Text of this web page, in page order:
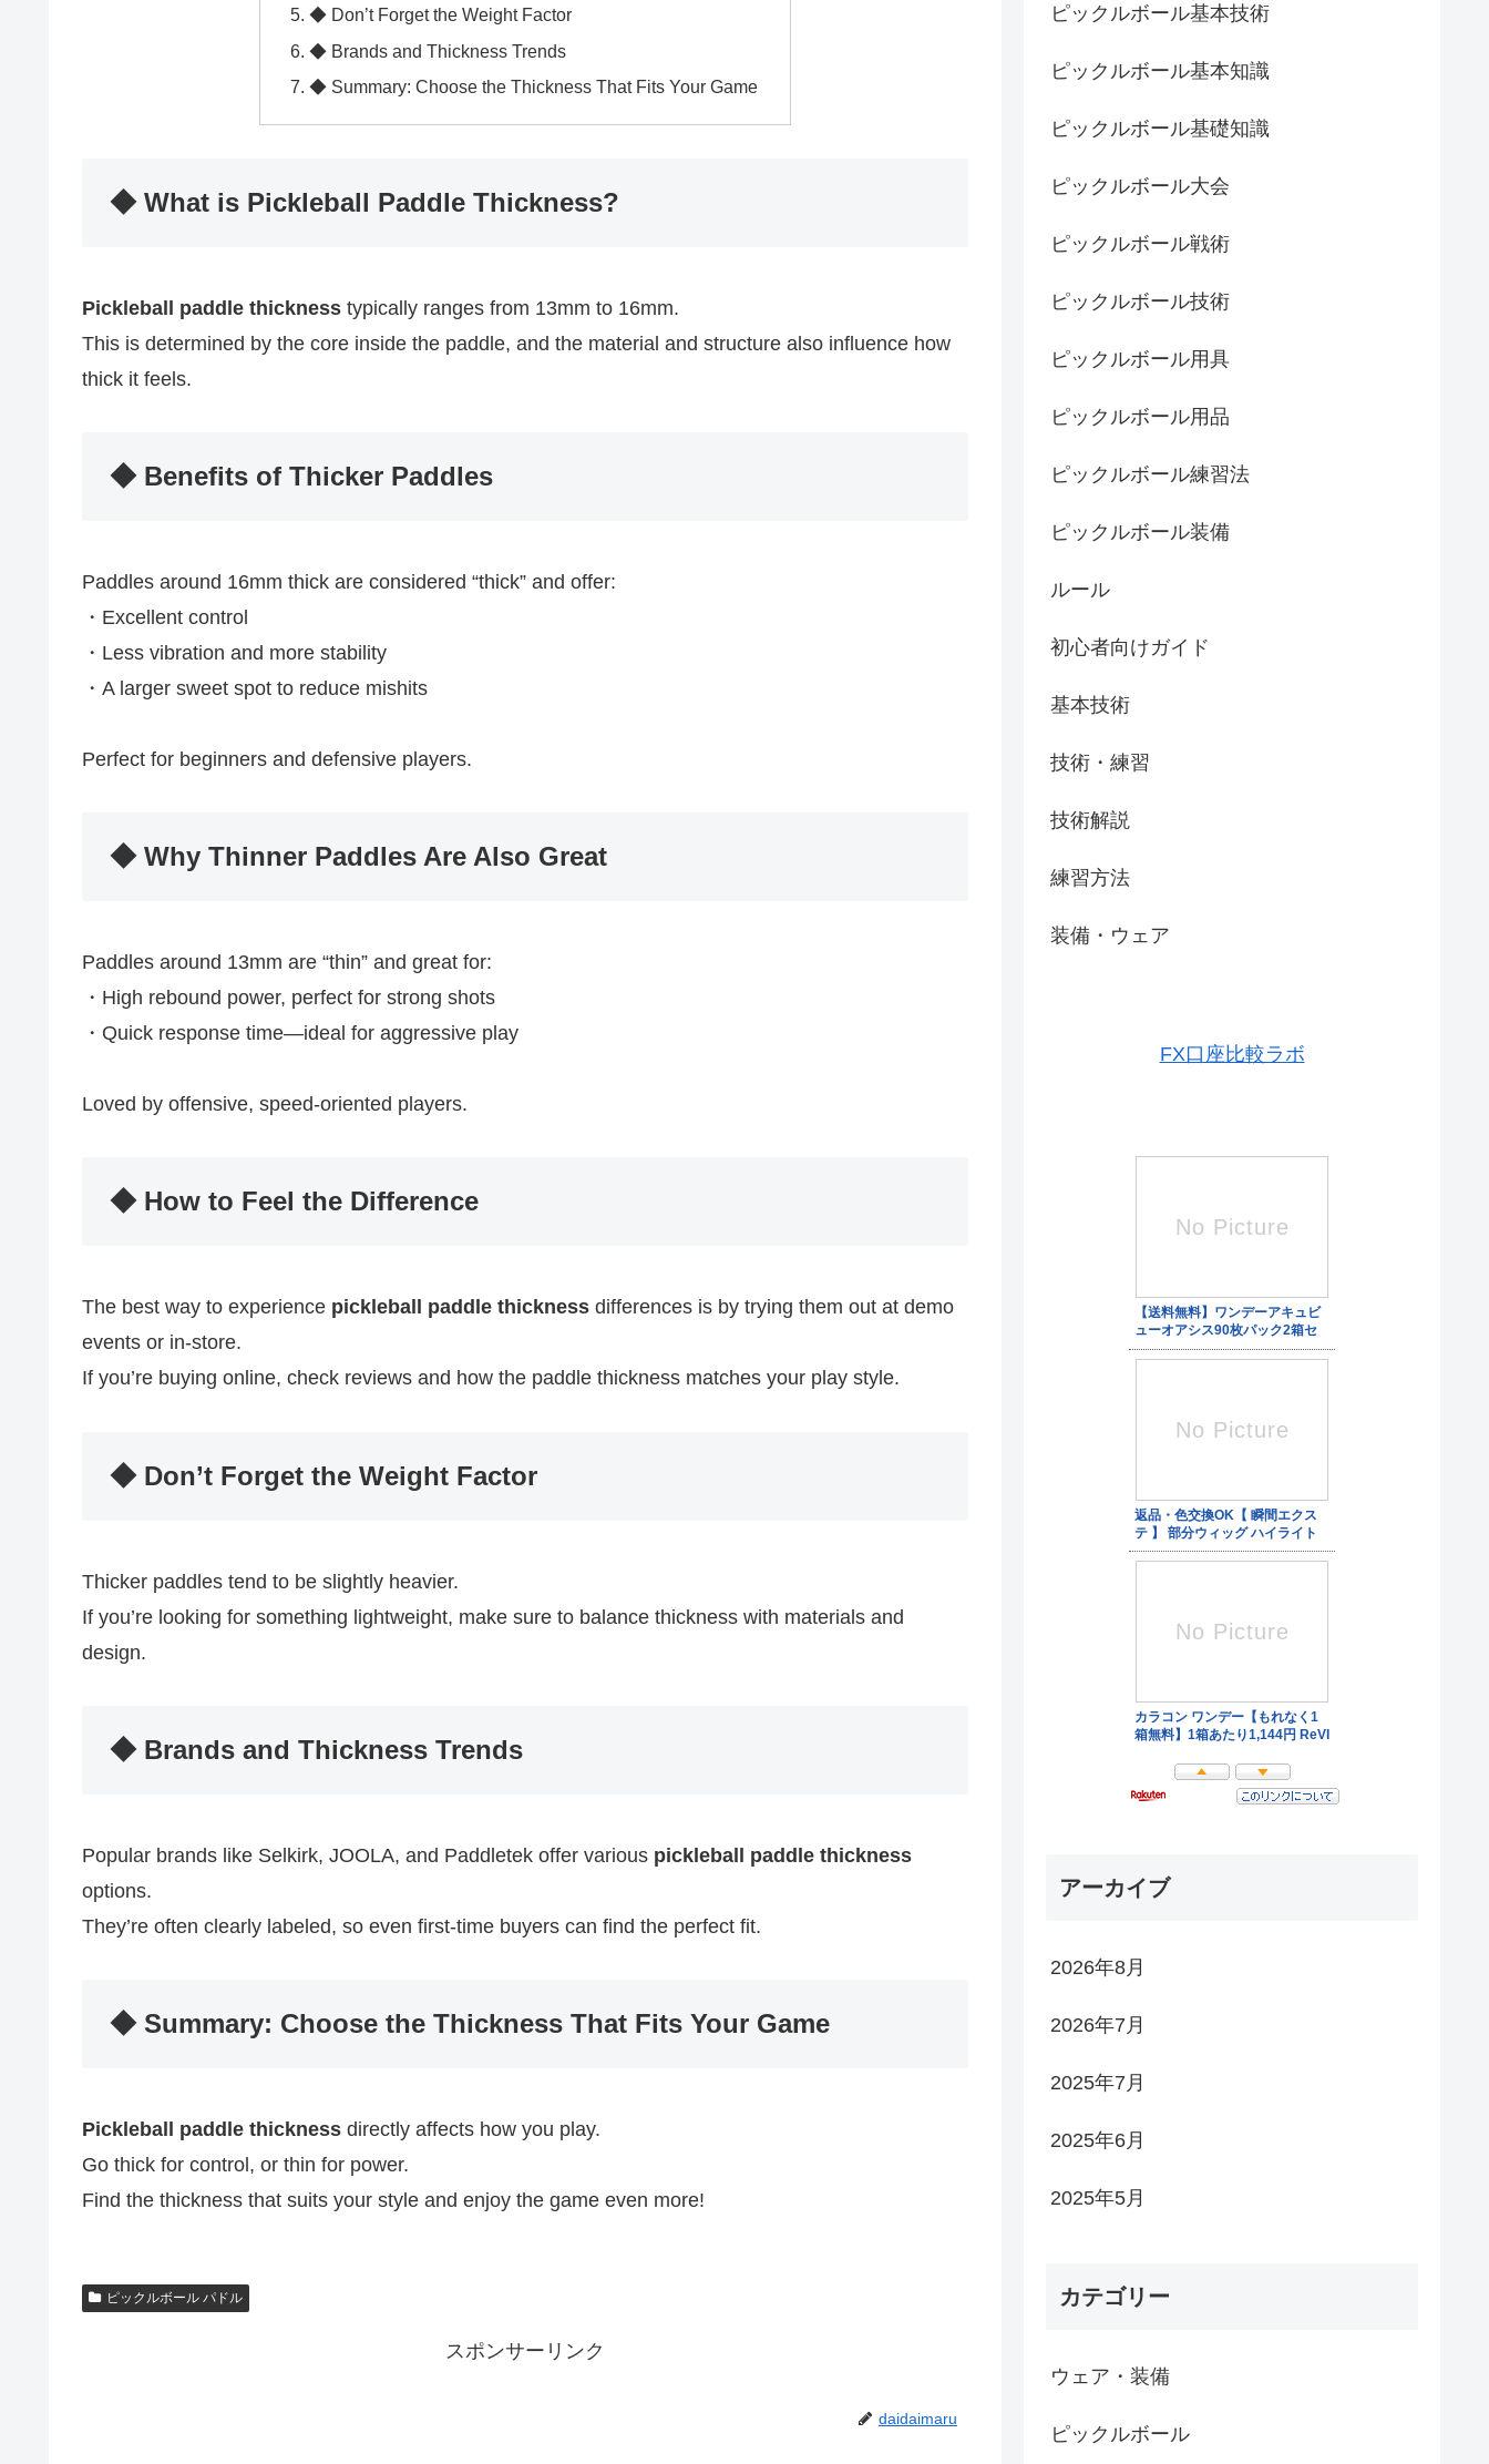
◆ Don’t Forget the Weight Factor
◆ Brands and Thickness Trends
◆ Summary: Choose the Thickness That Fits Your Game
◆ What is Pickleball Paddle Thickness?
Pickleball paddle thickness typically ranges from 13mm to 16mm.
This is determined by the core inside the paddle, and the material and structure also influence how
thick it feels.
◆ Benefits of Thicker Paddles
Paddles around 16mm thick are considered “thick” and offer:
・Excellent control
・Less vibration and more stability
・A larger sweet spot to reduce mishits
Perfect for beginners and defensive players.
◆ Why Thinner Paddles Are Also Great
Paddles around 13mm are “thin” and great for:
・High rebound power, perfect for strong shots
・Quick response time—ideal for aggressive play
Loved by offensive, speed-oriented players.
◆ How to Feel the Difference
The best way to experience pickleball paddle thickness differences is by trying them out at demo
events or in-store.
If you’re buying online, check reviews and how the paddle thickness matches your play style.
◆ Don’t Forget the Weight Factor
Thicker paddles tend to be slightly heavier.
If you’re looking for something lightweight, make sure to balance thickness with materials and
design.
◆ Brands and Thickness Trends
Popular brands like Selkirk, JOOLA, and Paddletek offer various pickleball paddle thickness
options.
They’re often clearly labeled, so even first-time buyers can find the perfect fit.
◆ Summary: Choose the Thickness That Fits Your Game
Pickleball paddle thickness directly affects how you play.
Go thick for control, or thin for power.
Find the thickness that suits your style and enjoy the game even more!
ピックルボール パドル
スポンサーリンク
daidaimaru
ピックルボール基本技術
ピックルボール基本知識
ピックルボール基礎知識
ピックルボール大会
ピックルボール戦術
ピックルボール技術
ピックルボール用具
ピックルボール用品
ピックルボール練習法
ピックルボール装備
ルール
初心者向けガイド
基本技術
技術・練習
技術解説
練習方法
装備・ウェア
FX口座比較ラボ
アーカイブ
2026年8月
2026年7月
2025年7月
2025年6月
2025年5月
カテゴリー
ウェア・装備
ピックルボール